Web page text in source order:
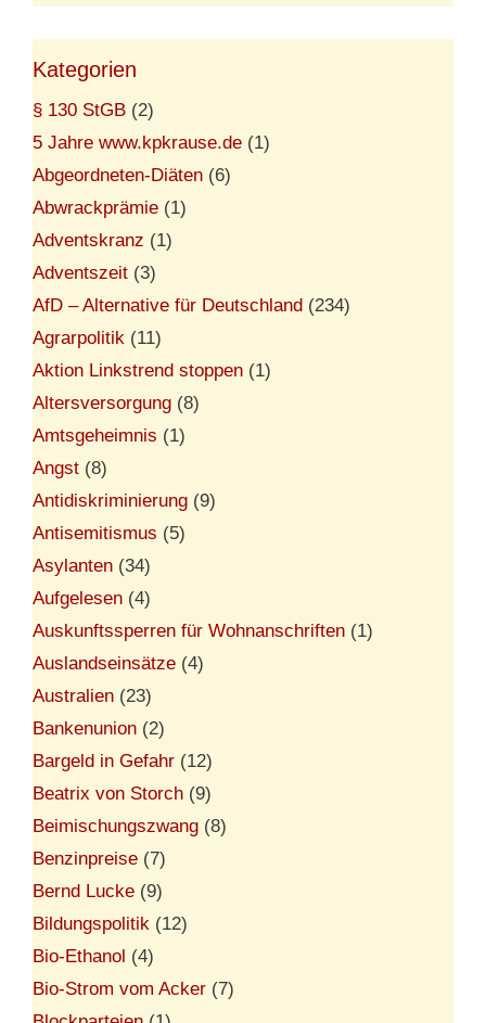
Kategorien
§ 130 StGB (2)
5 Jahre www.kpkrause.de (1)
Abgeordneten-Diäten (6)
Abwrackprämie (1)
Adventskranz (1)
Adventszeit (3)
AfD – Alternative für Deutschland (234)
Agrarpolitik (11)
Aktion Linkstrend stoppen (1)
Altersversorgung (8)
Amtsgeheimnis (1)
Angst (8)
Antidiskriminierung (9)
Antisemitismus (5)
Asylanten (34)
Aufgelesen (4)
Auskunftssperren für Wohnanschriften (1)
Auslandseinsätze (4)
Australien (23)
Bankenunion (2)
Bargeld in Gefahr (12)
Beatrix von Storch (9)
Beimischungszwang (8)
Benzinpreise (7)
Bernd Lucke (9)
Bildungspolitik (12)
Bio-Ethanol (4)
Bio-Strom vom Acker (7)